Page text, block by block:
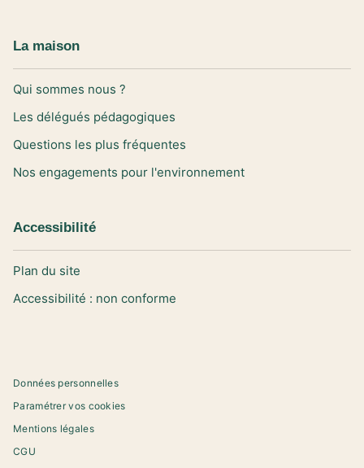
La maison
Qui sommes nous ?
Les délégués pédagogiques
Questions les plus fréquentes
Nos engagements pour l'environnement
Accessibilité
Plan du site
Accessibilité : non conforme
Données personnelles
Paramétrer vos cookies
Mentions légales
CGU